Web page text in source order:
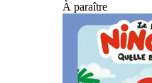
À paraître